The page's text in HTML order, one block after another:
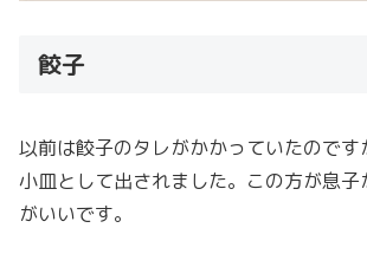
餃子
以前は餃子のタレがかかっていたのです
小皿として出されました。この方が息子
がいいです。